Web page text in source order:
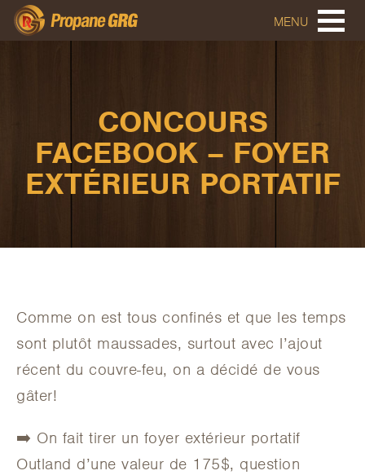
CONCOURS
FACEBOOK – FOYER
EXTÉRIEUR PORTATIF
Comme on est tous confinés et que les temps
sont plutôt maussades, surtout avec l’ajout
récent du couvre-feu, on a décidé de vous
gâter!
➡️ On fait tirer un foyer extérieur portatif
Outland d’une valeur de 175$, question
MENU